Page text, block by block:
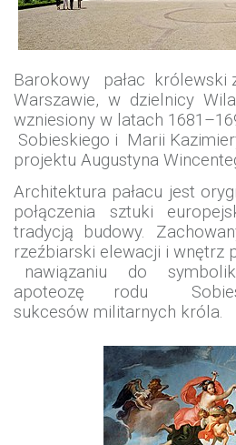
Barokowy pałac królewski
Warszawie, w dzielnicy
wzniesiony w latach
Sobieskiego i Marii
projektu Augustyna
Architektura pałacu jest
połączenia sztuki
tradycją budowy.
rzeźbiarski elewacji i wnętrz
nawiązaniu do
apoteozę rodu
sukcesów militarnych króla.